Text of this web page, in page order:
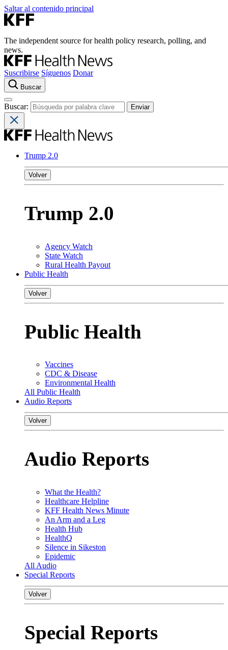
Saltar al contenido principal
The independent source for health policy research, polling, and
news.
Suscribirse Síguenos Donar
Buscar
Buscar:
Trump 2.0
Volver
Trump 2.0
Agency Watch
State Watch
Rural Health Payout
Public Health
Volver
Public Health
Vaccines
CDC & Disease
Environmental Health
All Public Health
Audio Reports
Volver
Audio Reports
What the Health?
Healthcare Helpline
KFF Health News Minute
An Arm and a Leg
Health Hub
HealthQ
Silence in Sikeston
Epidemic
All Audio
Special Reports
Volver
Special Reports